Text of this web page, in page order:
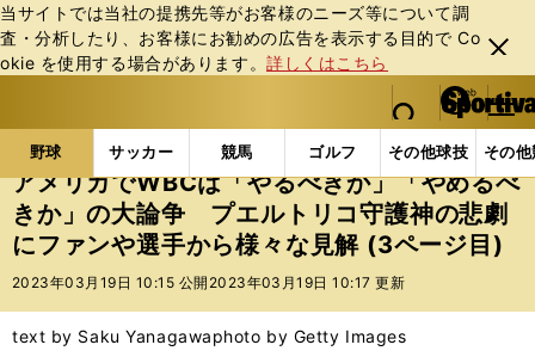
当サイトでは当社の提携先等がお客様のニーズ等について調
査・分析したり、お客様にお勧めの広告を表⽰する⽬的で Co
okie を使⽤する場合があります。詳しくはこちら
閉じ
る
web Sportiva (webスポルティーバ)
検索
マイペ
ー
ジ
メニュ
野球 サッカー 競馬 ゴルフ その他球技 その
b
ス
ポ
ル
テ
ー
バ
野球の記事一覧 プロ野球 アメリカでWBCは「や
アメリカでWBCは「やるべきか」「やめるべ
きか」の大論争 プエルトリコ守護神の悲劇
にファンや選手から様々な見解 (3ページ目)
2023年03月19日 10:15 公開 2023年03月19日 10:17 更新
text by Saku Yanagawaphoto by Getty Images